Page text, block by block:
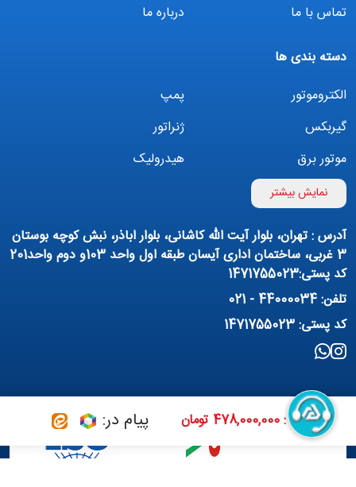
قیمت : 478,000,000 تومان پیام در:
تماس با ما
درباره ما
دسته بندی ها
الکتروموتور
پمپ
گیربکس
ژنراتور
موتور برق
هیدرولیک
اینورتر
تهویه مطبوع
پمپ هواده
پمپ وکیوم
فیلتراسیون و تصفیه
منبع آب (تانکر آب)
مواد شیمیایی
نمایش بیشتر
آدرس : تهران، بلوار آیت الله کاشانی، بلوار اباذر، نبش کوچه بوستان
3 غربی، ساختمان اداری آیسان طبقه اول واحد 103و دوم واحد201
کد پستی:1471755023
تلفن: 44000034 - 021
کد پستی: 1471755023